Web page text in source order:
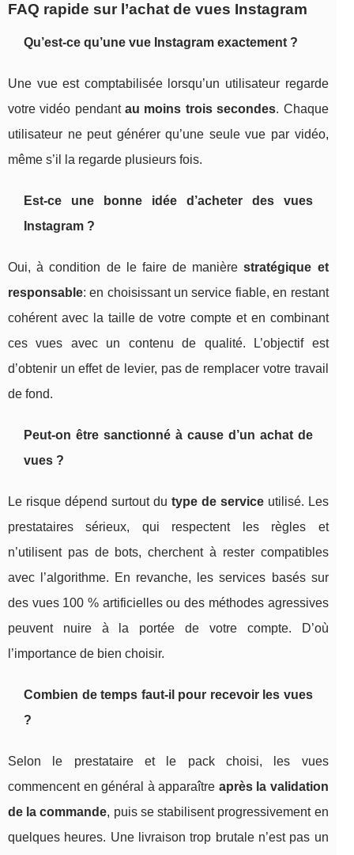
FAQ rapide sur l’achat de vues Instagram
Qu’est‑ce qu’une vue Instagram exactement ?
Une vue est comptabilisée lorsqu’un utilisateur regarde
votre vidéo pendantau moins trois secondes. Chaque
utilisateur ne peut générer qu’une seule vue par vidéo,
même s’il la regarde plusieurs fois.
Est-ce une bonne idée d’acheter des vues
Instagram ?
Oui, à condition de le faire de manièrestratégique et
responsable: en choisissant un service fiable, en restant
cohérent avec la taille de votre compte et en combinant
ces vues avec un contenu de qualité. L’objectif est
d’obtenir un effet de levier, pas de remplacer votre travail
de fond.
Peut-on être sanctionné à cause d’un achat de
vues ?
Le risque dépend surtout du type de serviceutilisé. Les
prestataires sérieux, qui respectent les règles et
n’utilisent pas de bots, cherchent à rester compatibles
avec l’algorithme. En revanche, les services basés sur
des vues 100 % artificielles ou des méthodes agressives
peuvent nuire à la portée de votre compte. D’où
l’importance de bien choisir.
Combien de temps faut-il pour recevoir les vues
?
Selon le prestataire et le pack choisi, les vues
commencent en général à apparaître après la validation
de la commande, puis se stabilisent progressivement en
quelques heures. Une livraison trop brutale n’est pas un